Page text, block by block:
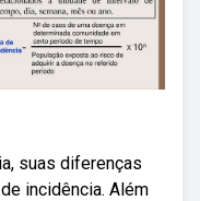
suas diferenças
incidência. Além